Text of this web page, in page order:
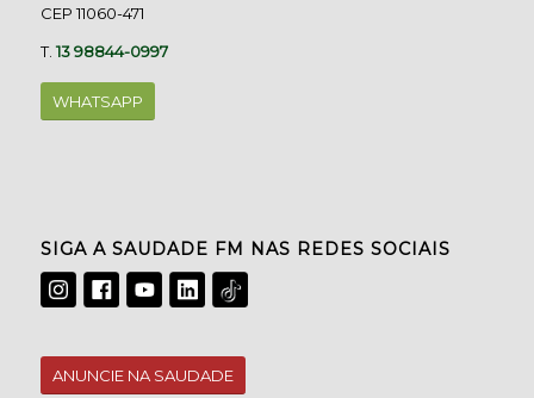
CEP 11060-471
T.13 98844-0997
WHATSAPP
SIGA A SAUDADE FM NAS REDES SOCIAIS
ANUNCIE NA SAUDADE